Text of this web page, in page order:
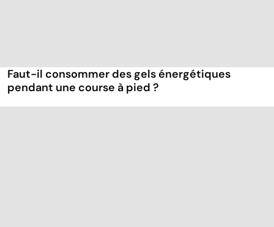
Faut-il consommer des gels énergétiques
pendant une course à pied ?